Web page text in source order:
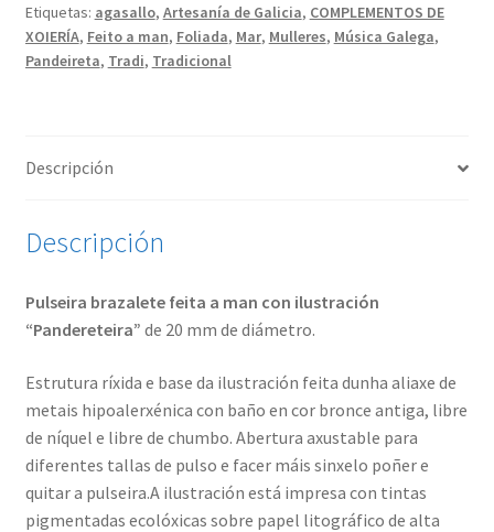
Etiquetas: agasallo, Artesanía de Galicia, COMPLEMENTOS DE
XOIERÍA, Feito a man, Foliada, Mar, Mulleres, Música Galega,
Pandeireta, Tradi, Tradicional
Descripción
Descripción
Pulseira brazalete feita a man con ilustración
“Pandereteira” de 20 mm de diámetro.
Estrutura ríxida e base da ilustración feita dunha aliaxe de
metais hipoalerxénica con baño en cor bronce antiga, libre
de níquel e libre de chumbo. Abertura axustable para
diferentes tallas de pulso e facer máis sinxelo poñer e
quitar a pulseira.A ilustración está impresa con tintas
pigmentadas ecolóxicas sobre papel litográfico de alta